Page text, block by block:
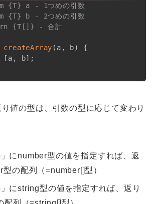
{T} a - 1つめの引数
{T} b - 2つめの引数
{T[]} - 合計
createArray ( a , b)
{
[ a , b] ;
値の型は、引数の型に応じて変わり
にnumber型の値を指定すれば、返
型の配列（=number[]型）
にstring型の値を指定すれば、返り